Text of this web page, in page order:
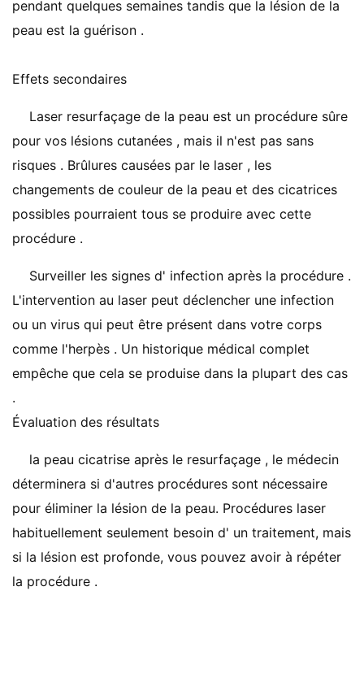
pendant quelques semaines tandis que la lésion de la
peau est la guérison .
Effets secondaires
Laser resurfaçage de la peau est un procédure sûre
pour vos lésions cutanées , mais il n'est pas sans
risques . Brûlures causées par le laser , les
changements de couleur de la peau et des cicatrices
possibles pourraient tous se produire avec cette
procédure .
Surveiller les signes d' infection après la procédure .
L'intervention au laser peut déclencher une infection
ou un virus qui peut être présent dans votre corps
comme l'herpès . Un historique médical complet
empêche que cela se produise dans la plupart des cas
.
Évaluation des résultats
la peau cicatrise après le resurfaçage , le médecin
déterminera si d'autres procédures sont nécessaire
pour éliminer la lésion de la peau. Procédures laser
habituellement seulement besoin d' un traitement, mais
si la lésion est profonde, vous pouvez avoir à répéter
la procédure .